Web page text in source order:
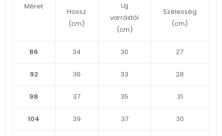
Méret
Hossz
(cm)
Ujj
varrástól
(cm)
Szélesség
(cm)
86 34 30 27
92 36 33 28
98 37 35 31
104 39 37 30